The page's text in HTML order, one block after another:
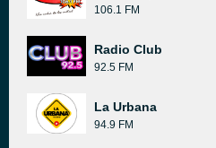
106.1 FM
Radio Club
92.5 FM
La Urbana
94.9 FM